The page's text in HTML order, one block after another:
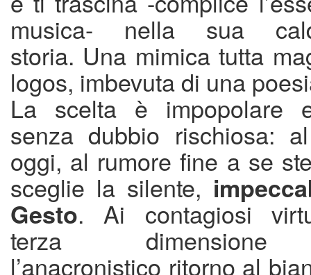
musica- nella sua
storia. Una mimica tutta
logos, imbevuta di una
La scelta è impopolare
senza dubbio rischiosa:
oggi, al rumore fine a se
sceglie la silente,
Gesto. Ai contagiosi
terza dimensione
l’anacronistico ritorno al